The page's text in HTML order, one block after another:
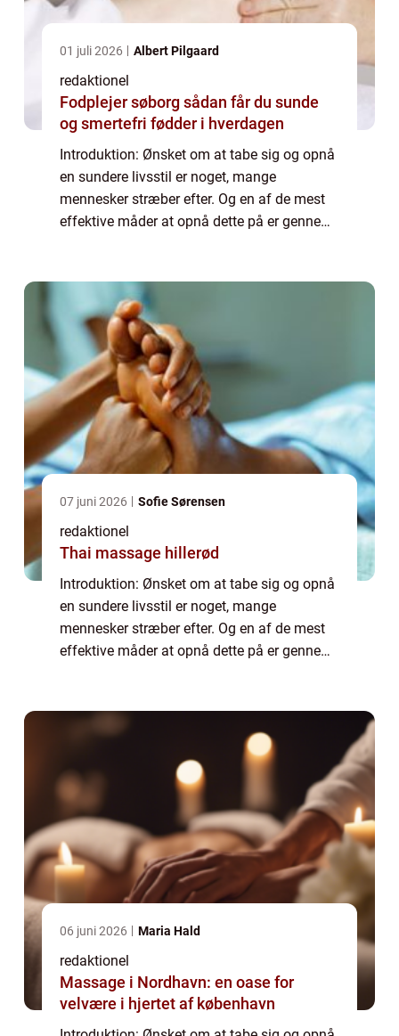
01 juli 2026 Albert Pilgaard
redaktionel
Fodplejer søborg sådan får du sunde
og smertefri fødder i hverdagen
Introduktion: Ønsket om at tabe sig og opnå
en sundere livsstil er noget, mange
mennesker stræber efter. Og en af de mest
effektive måder at opnå dette på er gennem
07 juni 2026 Sofie Sørensen
redaktionel
Thai massage hillerød
Introduktion: Ønsket om at tabe sig og opnå
en sundere livsstil er noget, mange
mennesker stræber efter. Og en af de mest
effektive måder at opnå dette på er gennem
vægt...
06 juni 2026 Maria Hald
redaktionel
Massage i Nordhavn: en oase for
velvære i hjertet af københavn